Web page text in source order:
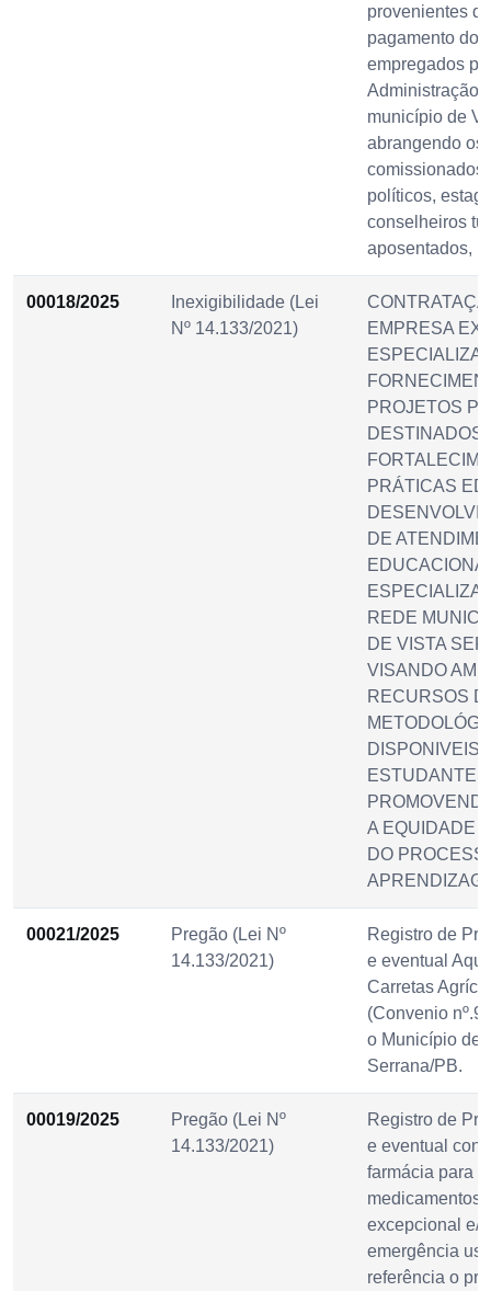
provenientes
pagamento
empregados
Administração
município de
abrangendo os
políticos,
conselheiros
aposentados,
00018/2025
Inexigibilidade (Lei
Nº 14.133/2021)
EMPRESA
PROJETOS
DESTINADOS
PRÁTICAS
DE
REDE
DE VISTA
VISANDO
RECURSOS
DISPONIVEIS
A EQUIDADE
DO
00021/2025
Pregão (Lei Nº
14.133/2021)
Registro de
e eventual
Carretas
(Convenio
o Município de
Serrana/PB.
00019/2025
Pregão (Lei Nº
14.133/2021)
Registro de
e eventual
farmácia para
medicamentos,
excepcional e/
emergência
referência o